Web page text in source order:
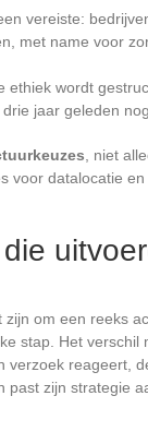
vereiste:
met name voor
wordt
jaar geleden
, niet
voor datalocatie
om een reeks
stap. Het verschil
reageert,
zijn strategie